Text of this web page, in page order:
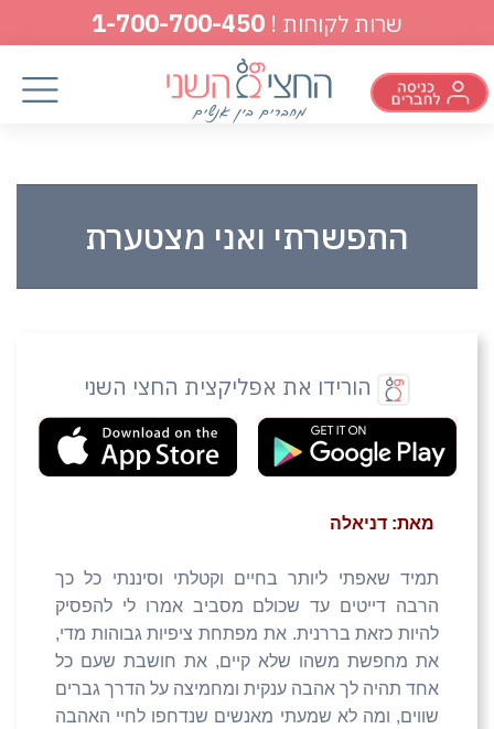
שרות לקוחות ! 1-700-700-450
התפשרתי ואני מצטערת
הורידו את אפליקצית החצי השני
מאת: דניאלה
תמיד שאפתי ליותר בחיים וקטלתי וסיננתי כל כך
הרבה דייטים עד שכולם מסביב אמרו לי להפסיק
להיות כזאת בררנית. את מפתחת ציפיות גבוהות מדי,
את מחפשת משהו שלא קיים, את חושבת שעם כל
אחד תהיה לך אהבה ענקית ומחמיצה על הדרך גברים
שווים, ומה לא שמעתי מאנשים שנדחפו לחיי האהבה